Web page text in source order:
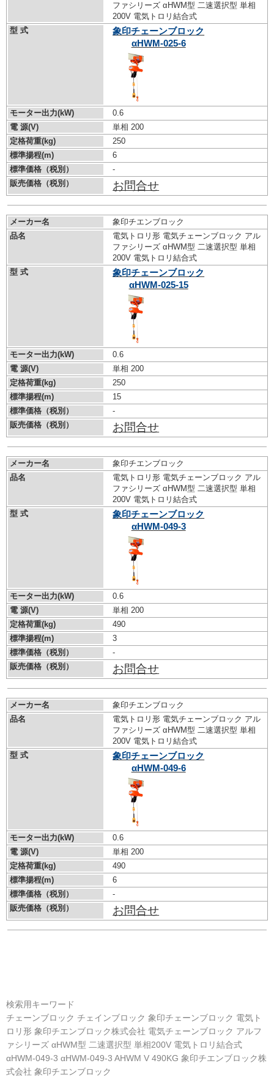
ファシリーズ αHWM型 二速選択型 単相
200V 電気トロリ結合式
型 式
象印チェーンブロック
αHWM-025-6
モーター出力(kW)
0.6
電 源(V)
単相 200
定格荷重(kg)
250
標準揚程(m)
6
標準価格（税別）
-
販売価格（税別）
お問合せ
メーカー名
象印チエンブロック
品名
電気トロリ形 電気チェーンブロック アル
ファシリーズ αHWM型 二速選択型 単相
200V 電気トロリ結合式
型 式
象印チェーンブロック
αHWM-025-15
モーター出力(kW)
0.6
電 源(V)
単相 200
定格荷重(kg)
250
標準揚程(m)
15
標準価格（税別）
-
販売価格（税別）
お問合せ
メーカー名
象印チエンブロック
品名
電気トロリ形 電気チェーンブロック アル
ファシリーズ αHWM型 二速選択型 単相
200V 電気トロリ結合式
型 式
象印チェーンブロック
αHWM-049-3
モーター出力(kW)
0.6
電 源(V)
単相 200
定格荷重(kg)
490
標準揚程(m)
3
標準価格（税別）
-
販売価格（税別）
お問合せ
メーカー名
象印チエンブロック
品名
電気トロリ形 電気チェーンブロック アル
ファシリーズ αHWM型 二速選択型 単相
200V 電気トロリ結合式
型 式
象印チェーンブロック
αHWM-049-6
モーター出力(kW)
0.6
電 源(V)
単相 200
定格荷重(kg)
490
標準揚程(m)
6
標準価格（税別）
-
販売価格（税別）
お問合せ
検索用キーワード
チェーンブロック チェインブロック 象印チェーンブロック 電気ト
ロリ形 象印チエンブロック株式会社 電気チェーンブロック アルフ
ァシリーズ αHWM型 二速選択型 単相200V 電気トロリ結合式
αHWM-049-3 αHWM-049-3 AHWM V 490KG 象印チエンブロック株
式会社 象印チエンブロック